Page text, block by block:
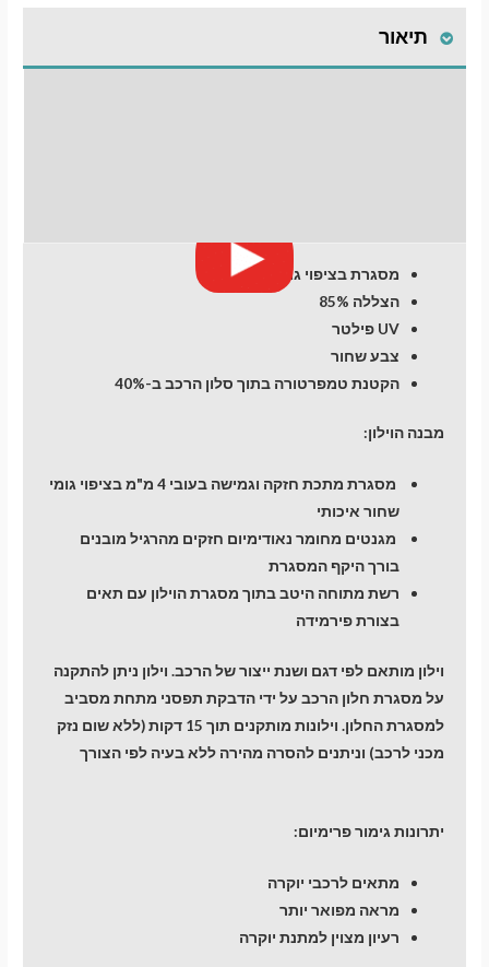
FORD
Explorer
תיאור
מסגרת בציפוי גומי
הצללה 85%
UV פילטר
צבע שחור
הקטנת טמפרטורה בתוך סלון הרכב ב-40%
מבנה הוילון:
מסגרת מתכת חזקה וגמישה בעובי 4 מ"מ בציפוי גומי
שחור איכותי
מגנטים מחומר נאודימיום חזקים מהרגיל מובנים
בורך היקף המסגרת
רשת מתוחה היטב בתוך מסגרת הוילון עם תאים
בצורת פירמידה
וילון מותאם לפי דגם ושנת ייצור של הרכב. וילון ניתן להתקנה
על מסגרת חלון הרכב על ידי הדבקת תפסני מתחת מסביב
למסגרת החלון. וילונות מותקנים תוך 15 דקות (ללא שום נזק
מכני לרכב) וניתנים להסרה מהירה ללא בעיה לפי הצורך
יתרונות גימור פרימיום:
מתאים לרכבי יוקרה
מראה מפואר יותר
רעיון מצוין למתנת יוקרה